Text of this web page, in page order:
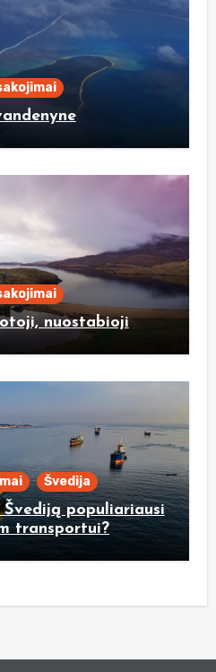
nuostabioji
Švedija
populiariausi
transportui?